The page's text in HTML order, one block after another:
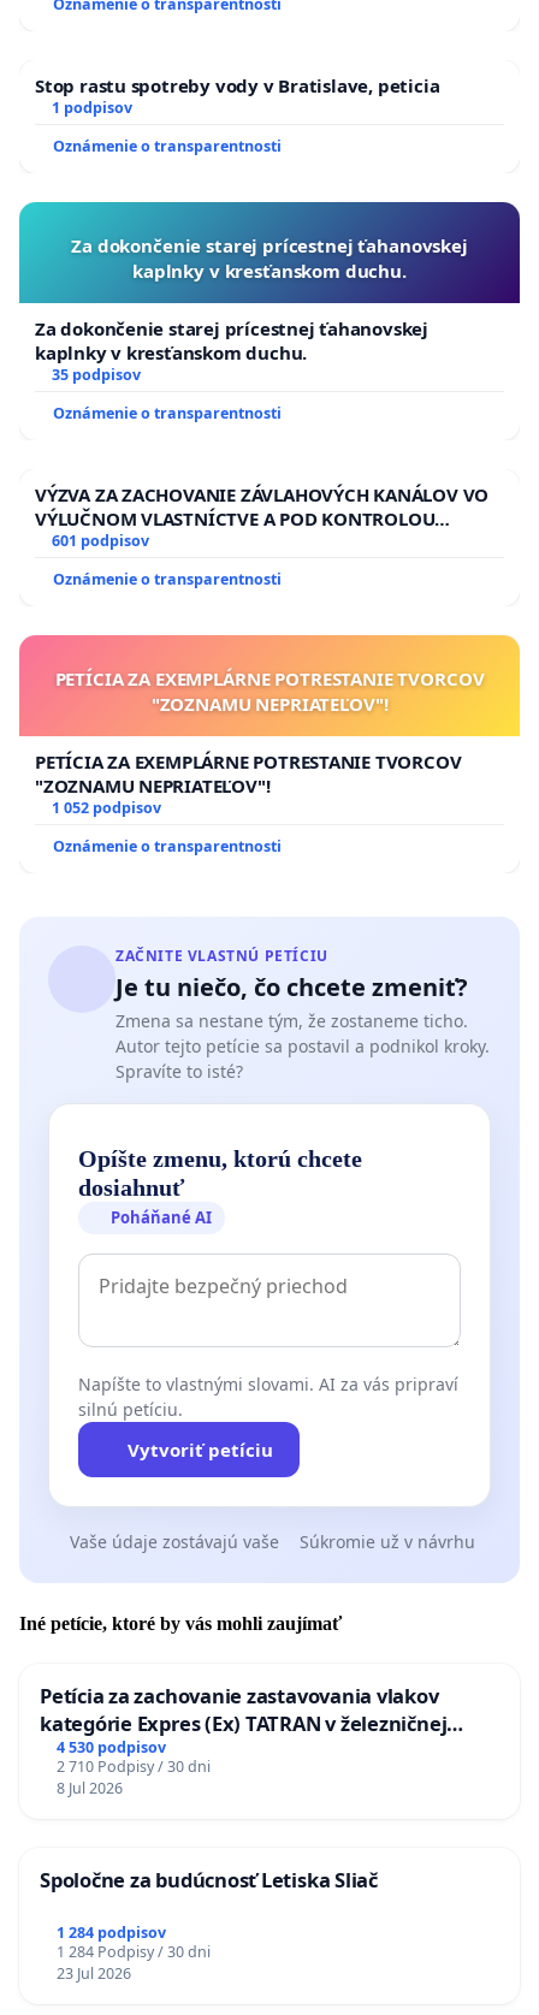
Oznámenie o transparentnosti
Stop rastu spotreby vody v Bratislave, peticia
1 podpisov
Oznámenie o transparentnosti
Za dokončenie starej prícestnej ťahanovskej
kaplnky v kresťanskom duchu.
Za dokončenie starej prícestnej ťahanovskej
kaplnky v kresťanskom duchu.
35 podpisov
Oznámenie o transparentnosti
VÝZVA ZA ZACHOVANIE ZÁVLAHOVÝCH KANÁLOV VO
VÝLUČNOM VLASTNÍCTVE A POD KONTROLOU
SLOVENSKEJ REPUBLIKY & žiadosť na riešenie
zanedbaného stavu závlahových a odvodňovacích
kanálov na Slovensku
601 podpisov
Oznámenie o transparentnosti
PETÍCIA ZA EXEMPLÁRNE POTRESTANIE TVORCOV
"ZOZNAMU NEPRIATEĽOV"!
PETÍCIA ZA EXEMPLÁRNE POTRESTANIE TVORCOV
"ZOZNAMU NEPRIATEĽOV"!
1 052 podpisov
Oznámenie o transparentnosti
ZAČNITE VLASTNÚ PETÍCIU
Je tu niečo, čo chcete zmeniť?
Zmena sa nestane tým, že zostaneme ticho.
Autor tejto petície sa postavil a podnikol kroky.
Spravíte to isté?
Opíšte zmenu, ktorú chcete
dosiahnuť
Poháňané AI
Napíšte to vlastnými slovami. AI za vás pripraví
silnú petíciu.
Vytvoriť petíciu
Vaše údaje zostávajú vaše Súkromie už v návrhu
Iné petície, ktoré by vás mohli zaujímať
Petícia za zachovanie zastavovania vlakov
kategórie Expres (Ex) TATRAN v železničnej
stanici Púchov
4 530 podpisov
2 710 Podpisy / 30 dni
8 Jul 2026
Spoločne za budúcnosť Letiska Sliač
1 284 podpisov
1 284 Podpisy / 30 dni
23 Jul 2026